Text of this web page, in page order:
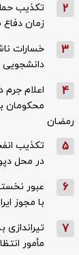
2
تکذیب
زمان دفاع مقدس ۸
3
خسارات
دانشجویی
4
اعلام جرم
رمضان
5
تکذیب
در محل
6
عبور
با مجوز
7
مأمور